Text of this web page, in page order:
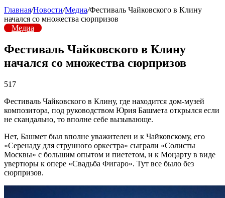
Главная/Новости/Медиа/Фестиваль Чайковского в Клину
начался со множества сюрпризов
Медиа
Фестиваль Чайковского в Клину
начался со множества сюрпризов
517
Фестиваль Чайковского в Клину, где находится дом-музей
композитора, под руководством Юрия Башмета открылся если
не скандально, то вполне себе вызывающе.
Нет, Башмет был вполне уважителен и к Чайковскому, его
«Серенаду для струнного оркестра» сыграли «Солисты
Москвы» с большим опытом и пиететом, и к Моцарту в виде
увертюры к опере «Свадьба Фигаро». Тут все было без
сюрпризов.